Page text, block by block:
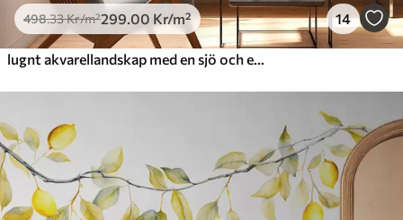
498.33Kr/m²299.00 Kr/m² 14
lugnt akvarellandskap med en sjö och ett blommande träd